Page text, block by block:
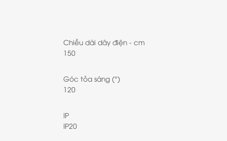
Chiều dài dây điện - cm
150
Góc tỏa sáng (°)
120
IP
IP20